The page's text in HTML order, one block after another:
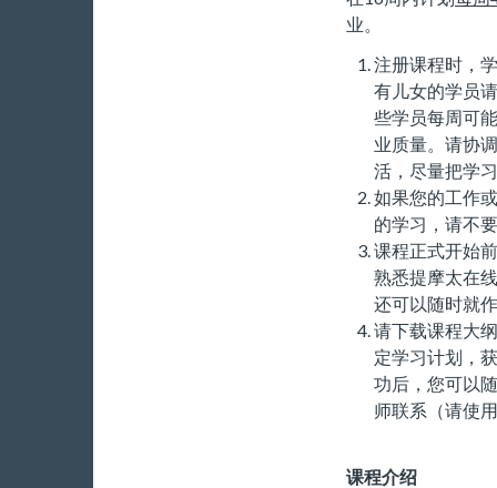
业。
注册课程时，
有儿女的学员
些学员每周可
业质量。请协
活，尽量把学
如果您的工作
的学习，请不
课程正式开始
熟悉提摩太在
还可以随时就
请下载课程大
定学习计划，
功后，您可以
师联系（请使
课程介绍